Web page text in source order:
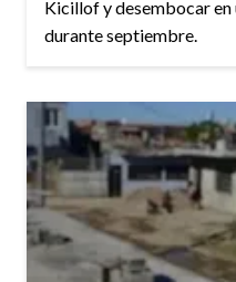
Kicillof y desembocar en
durante septiembre.